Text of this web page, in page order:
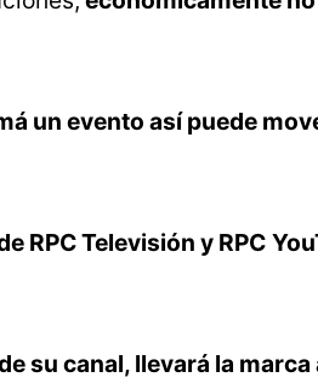
un evento así puede
RPC Televisión y RPC
su canal, llevará la marca